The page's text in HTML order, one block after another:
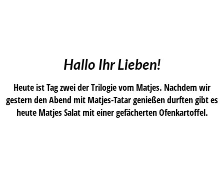
Hallo Ihr Lieben!
Heute ist Tag zwei der Trilogie vom Matjes. Nachdem wir
gestern den Abend mit Matjes-Tatar genießen durften gibt es
heute Matjes Salat mit einer gefächerten Ofenkartoffel.